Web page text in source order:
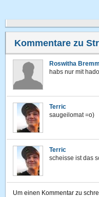
Kommentare zu
Roswitha
habs nur mit
Terric
saugeilomat =o)
Terric
scheisse ist das
Um einen Kommentar zu